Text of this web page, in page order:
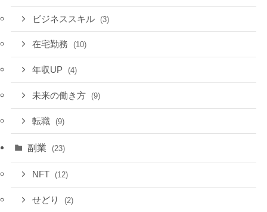
ビジネススキル (3)
在宅勤務 (10)
年収UP (4)
未来の働き方 (9)
転職 (9)
副業 (23)
NFT (12)
せどり (2)